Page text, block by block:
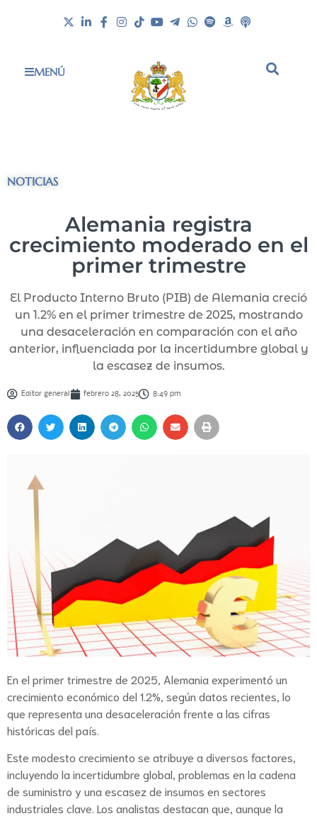
MENÚ
NOTICIAS
Alemania registra
crecimiento moderado en el
primer trimestre
El Producto Interno Bruto (PIB) de Alemania creció
un 1.2% en el primer trimestre de 2025, mostrando
una desaceleración en comparación con el año
anterior, influenciada por la incertidumbre global y
la escasez de insumos.
Editor general febrero 28, 2025 8:49 pm
En el primer trimestre de 2025, Alemania experimentó un
crecimiento económico del 1.2%, según datos recientes, lo
que representa una desaceleración frente a las cifras
históricas del país.
Este modesto crecimiento se atribuye a diversos factores,
incluyendo la incertidumbre global, problemas en la cadena
de suministro y una escasez de insumos en sectores
industriales clave. Los analistas destacan que, aunque la